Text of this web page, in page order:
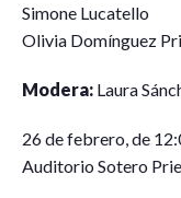
Simone Lucatello
Olivia Domínguez
Modera: Laura
26 de febrero, de
Auditorio Sotero